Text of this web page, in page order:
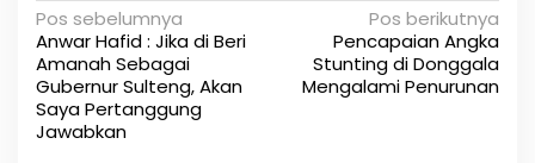
N
a
v
i
Pos sebelumnya
Anwar Hafid : Jika di Beri
Amanah Sebagai
Gubernur Sulteng, Akan
Saya Pertanggung
Jawabkan
Pos berikutnya
Pencapaian Angka
Stunting di Donggala
Mengalami Penurunan